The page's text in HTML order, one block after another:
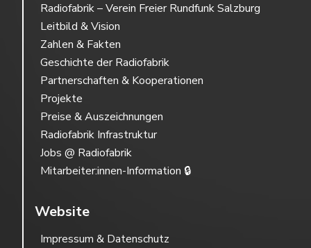
Radiofabrik – Verein Freier Rundfunk Salzburg
Leitbild & Vision
Zahlen & Fakten
Geschichte der Radiofabrik
Partnerschaften & Kooperationen
Projekte
Preise & Auszeichnungen
Radiofabrik Infrastruktur
Jobs @ Radiofabrik
Mitarbeiter:innen-Information 🔒
Website
Impressum & Datenschutz